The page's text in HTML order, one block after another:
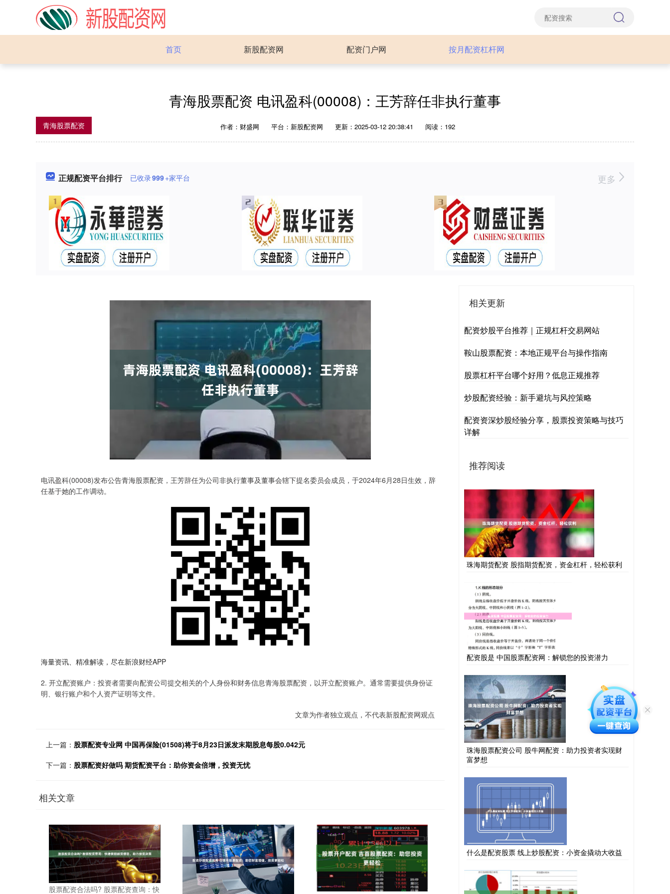
首页 新股配资网 配资门户网 按月配资杠杆网
青海股票配资 电讯盈科(00008)：王芳辞任非执行董事
青海股票配资 作者：财盛网 平台：新股配资网 更新：2025-03-12 20:38:41 阅读：192
正规配资平台排行 已收录999+家平台 更多
电讯盈科(00008)发布公告青海股票配资，王芳辞任为公司非执行董事及董事会辖下提名委员会成员，于2024年6月28日生效，辞
任基于她的工作调动。
海量资讯、精准解读，尽在新浪财经APP
2. 开立配资账户：投资者需要向配资公司提交相关的个人身份和财务信息青海股票配资，以开立配资账户。通常需要提供身份证
明、银行账户和个人资产证明等文件。
文章为作者独立观点，不代表新股配资网观点
上一篇： 股票配资专业网 中国再保险(01508)将于8月23日派发末期股息每股0.042元
下一篇： 股票配资好做吗 期货配资平台：助你资金倍增，投资无忧
相关文章
股票配资合法吗? 股票配资查询：快
相关更新
配资炒股平台推荐｜正规杠杆交易网站
鞍山股票配资：本地正规平台与操作指南
股票杠杆平台哪个好用？低息正规推荐
炒股配资经验：新手避坑与风控策略
配资资深炒股经验分享，股票投资策略与技巧
详解
推荐阅读
珠海期货配资 股指期货配资，资金杠杆，轻松获利
配资股是 中国股票配资网：解锁您的投资潜力
珠海股票配资公司 股牛网配资：助力投资者实现财
富梦想
什么是配资股票 线上炒股配资：小资金撬动大收益